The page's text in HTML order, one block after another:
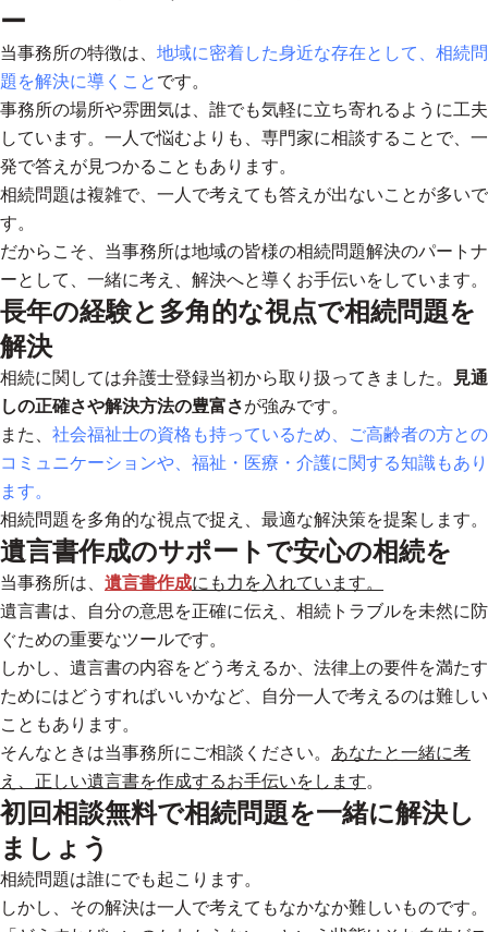
ー
当事務所の特徴は、 地域に密着した身近な存在として、相続問
題を解決に導くこと です。
事務所の場所や雰囲気は、誰でも気軽に立ち寄れるように工夫
しています。一人で悩むよりも、専門家に相談することで、一
発で答えが見つかることもあります。
相続問題は複雑で、一人で考えても答えが出ないことが多いで
す。
だからこそ、 当事務所は地域の皆様の相続問題解決のパートナ
ーとして、一緒に考え、解決へと導くお手伝いをしています。
長年の経験と多角的な視点で相続問題を
解決
相続に関しては弁護士登録当初から取り扱ってきました。
見通
しの正確さや解決方法の豊富さが強みです。
また、 社会福祉士の資格も持っているため、ご高齢者の方との
コミュニケーションや、福祉・医療・介護に関する知識もあり
ます。
相続問題を多角的な視点で捉え、最適な解決策を提案します。
遺言書作成のサポートで安心の相続を
当事務所は、 遺言書作成にも力を入れています。
遺言書は、自分の意思を正確に伝え、相続トラブルを未然に防
ぐための重要なツールです。
しかし、遺言書の内容をどう考えるか、法律上の要件を満たす
ためにはどうすればいいかなど、自分一人で考えるのは難しい
こともあります。
そんなときは当事務所にご相談ください。 あなたと一緒に考
え、正しい遺言書を作成するお手伝いをします。
初回相談無料で相続問題を一緒に解決し
ましょう
相続問題は誰にでも起こります。
しかし、その解決は一人で考えてもなかなか難しいものです。